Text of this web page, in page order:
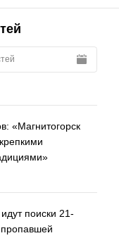
«Магнитогорск
поиски 21-